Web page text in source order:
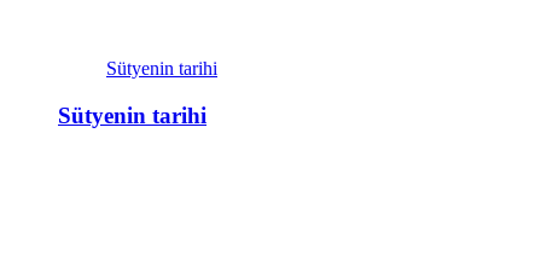
Sütyenin tarihi
Sütyenin tarihi